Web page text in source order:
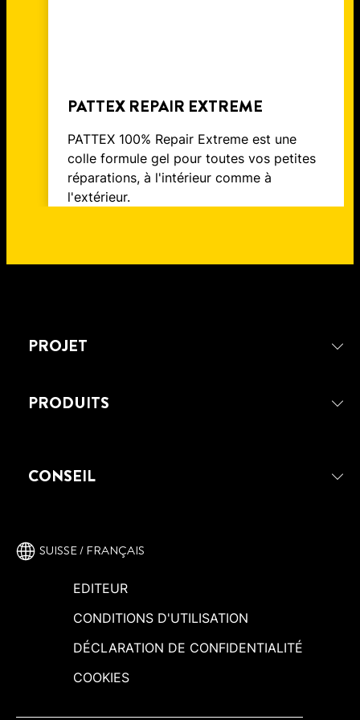
PATTEX REPAIR EXTREME
PATTEX 100% Repair Extreme est une
colle formule gel pour toutes vos petites
réparations, à l'intérieur comme à
l'extérieur.
PROJET
PRODUITS
CONSEIL
SUISSE / FRANÇAIS
EDITEUR
CONDITIONS D'UTILISATION
DÉCLARATION DE CONFIDENTIALITÉ
COOKIES